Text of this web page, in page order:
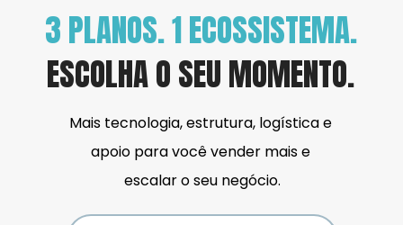
3 PLANOS. 1 ECOSSISTEMA.
ESCOLHA O SEU MOMENTO.
Mais tecnologia, estrutura, logística e
apoio para você vender mais e
escalar o seu negócio.